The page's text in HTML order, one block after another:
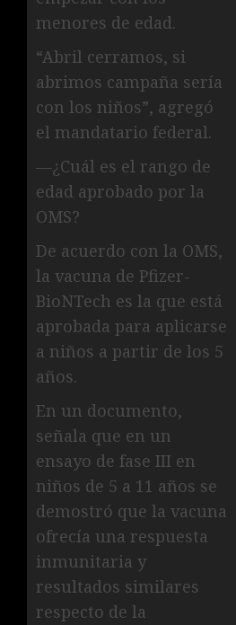
menores de edad.
“Abril cerramos, si
abrimos campaña sería
con los niños”, agregó
el mandatario federal.
—¿Cuál es el rango de
edad aprobado por la
OMS?
De acuerdo con la OMS,
la vacuna de Pfizer-
BioNTech es la que está
aprobada para aplicarse
a niños a partir de los 5
años.
En un documento,
señala que en un
ensayo de fase III en
niños de 5 a 11 años se
demostró que la vacuna
ofrecía una respuesta
inmunitaria y
resultados similares
respecto de la